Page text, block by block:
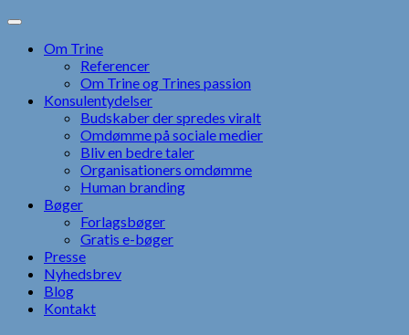
Skip
contentOm Trine
Referencer
Om Trine og Trines passion
Konsulentydelser
Budskaber der spredes viralt
Omdømme på sociale medier
Bliv en bedre taler
Organisationers omdømme
Human branding
Bøger
Forlagsbøger
Gratis e-bøger
Presse
Nyhedsbrev
Blog
Kontakt